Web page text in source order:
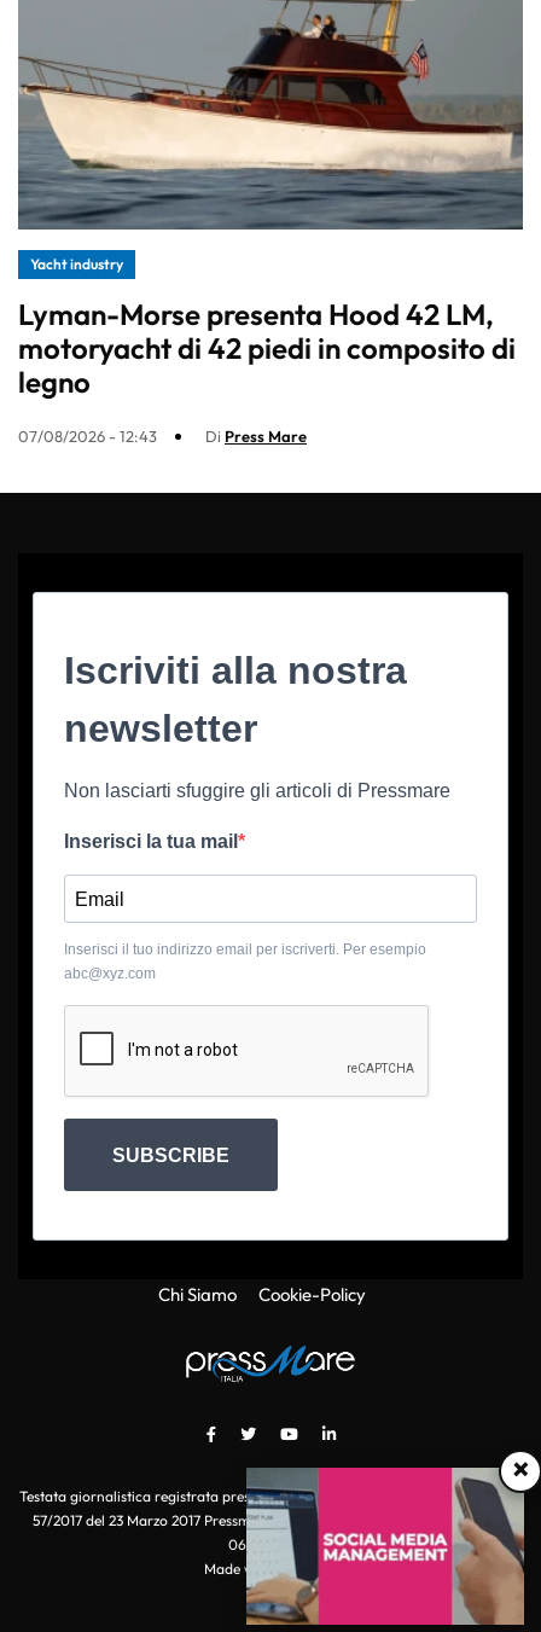
Yacht industry
Lyman-Morse presenta Hood 42 LM,
motoryacht di 42 piedi in composito di
legno
07/08/2026 - 12:43 Di Press Mare
×
Iscriviti alla nostra
newsletter
Non lasciarti sfuggire gli articoli di Pressmare
Inserisci la tua mail
Inserisci il tuo indirizzo email per iscriverti. Per esempio
abc@xyz.com
SUBSCRIBE
Chi Siamo Cookie-Policy
Testata giornalistica registrata presso il Tribunale di Roma con autorizzazione
57/2017 del 23 Marzo 2017 Pressmare.it è un marchio di S.P.E.N. Srl - P.IVA
06511641000
Made with
by POI